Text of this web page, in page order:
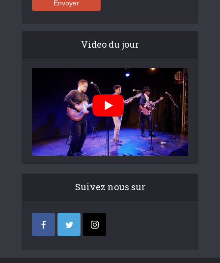
Video du jour
Suivez nous sur